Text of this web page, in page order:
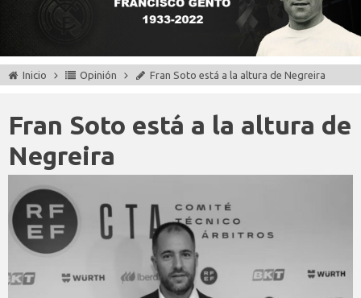
Inicio Opinión Fran Soto está a la altura de Negreira
Fran Soto está a la altura de
Negreira